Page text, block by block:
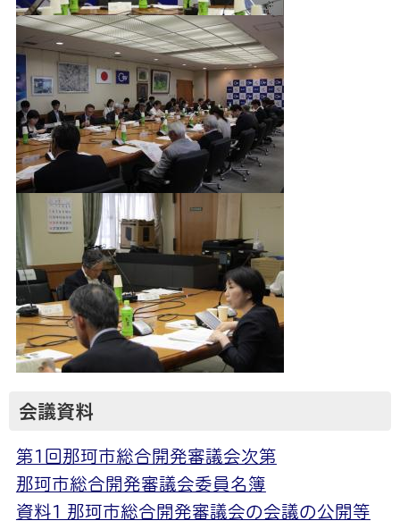
会議資料
第1回那珂市総合開発審議会次第
那珂市総合開発審議会委員名簿
資料1 那珂市総合開発審議会の会議の公開等